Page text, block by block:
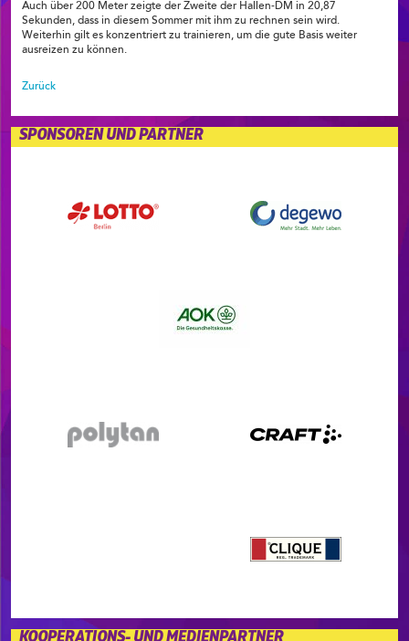
Auch über 200 Meter zeigte der Zweite der Hallen-DM in 20,87
Sekunden, dass in diesem Sommer mit ihm zu rechnen sein wird.
Weiterhin gilt es konzentriert zu trainieren, um die gute Basis weiter
ausreizen zu können.
Zurück
SPONSOREN UND PARTNER
KOOPERATIONS- UND MEDIENPARTNER